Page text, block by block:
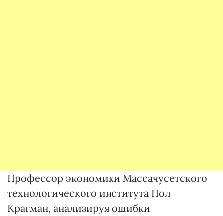
Профессор экономики Массачусетского
технологического института Пол
Крагман, анализируя ошибки